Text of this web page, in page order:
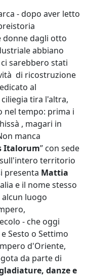
- dopo aver letto
donne dagli otto
abbiano
sarebbero stati
di ricostruzione
al
tira l'altra,
nel tempo: prima i
, magari in
manca
Italorum” con sede
territorio
presenta Mattia
e il nome stesso
luogo
- che oggi
Sesto o Settimo
d'Oriente,
da parte di
danze e